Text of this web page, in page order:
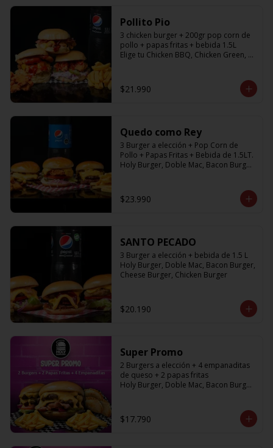
Pollito Pio
3 chicken burger + 200gr pop corn de
pollo + papas fritas + bebida 1.5L
Elige tu Chicken BBQ, Chicken Green,
$21.990
Quedo como Rey
3 Burger a elección + Pop Corn de
Pollo + Papas Fritas + Bebida de 1.5LT.
Holy Burger, Doble Mac, Bacon Burger,
$23.990
SANTO PECADO
3 Burger a elección + bebida de 1.5 L
Holy Burger, Doble Mac, Bacon Burger,
Cheese Burger, Chicken Burger
$20.190
Super Promo
2 Burgers a elección + 4 empanaditas
de queso + 2 papas fritas
Holy Burger, Doble Mac, Bacon Burger,
$17.790